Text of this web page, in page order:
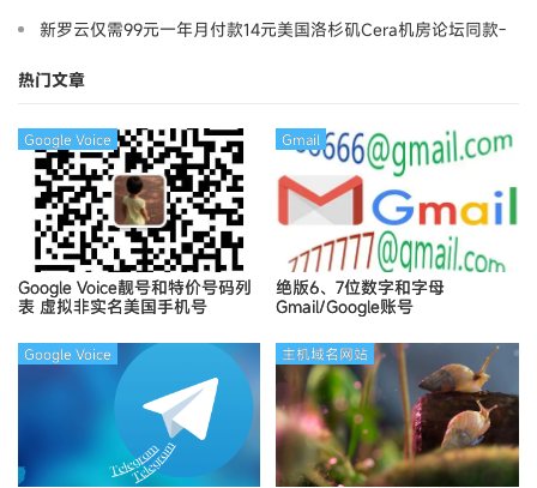
新罗云仅需99元一年月付款14元美国洛杉矶Cera机房论坛同款-
热门文章
Google Voice靓号和特价号码列
表 虚拟非实名美国手机号
Google Voice
绝版6、7位数字和字母
Gmail/Google账号
Gmail
Google Voice 主机域名网站